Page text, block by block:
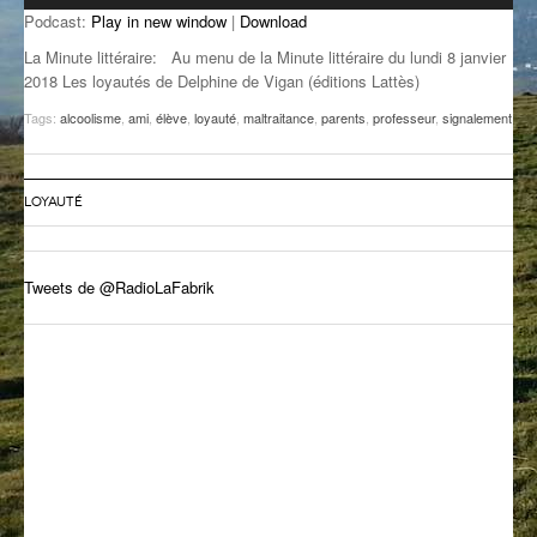
GROOVE N SUN
IL ÉTAIT UNE FOIS
L’ASTUCE DE LA PORTE EN BOIS
LA MINUTE LITTÉRAIRE
MUSIQUE DES ANTIPODES
PLUS DE MIX
Podcast: Play in new window | Download
La Minute littéraire: Au menu de la Minute littéraire du lundi 8 janvier
2018 Les loyautés de Delphine de Vigan (éditions Lattès)
Tags: alcoolisme ami élève loyauté maltraitance parents professeur, signalement
LOYAUTÉ
Tweets de @RadioLaFabrik